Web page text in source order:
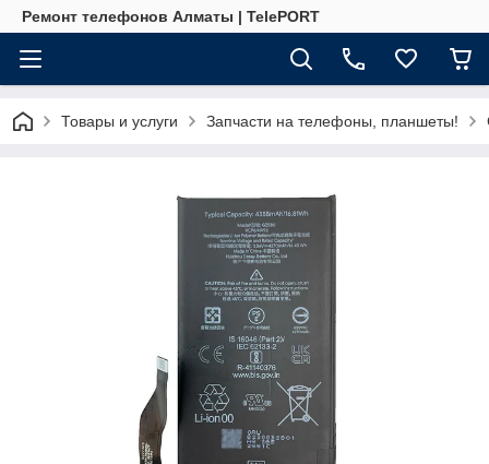
Ремонт телефонов Алматы | TelePORT
Товары и услуги Запчасти на телефоны, планшеты!